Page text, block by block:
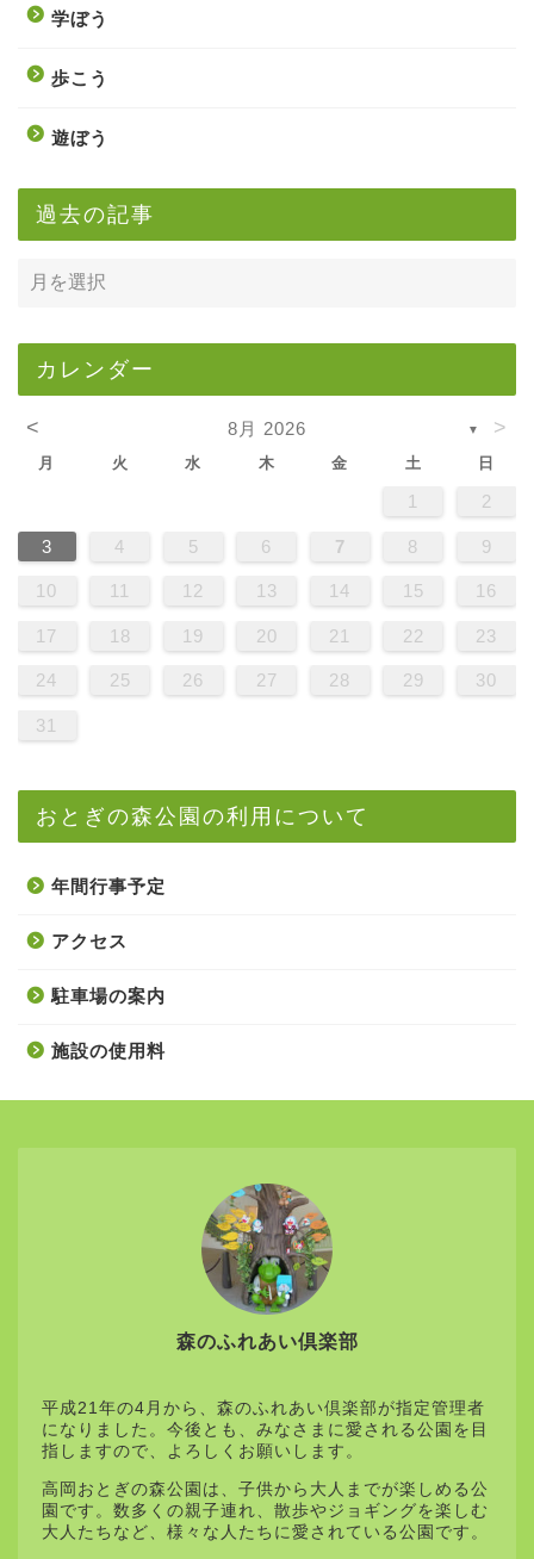
学ぼう
歩こう
遊ぼう
過去の記事
カレンダー
< 8月 2026 ▼ >
月 火 水 木 金 土 日
1 2
3 4 5 6 7 8 9
10 11 12 13 14 15 16
17 18 19 20 21 22 23
24 25 26 27 28 29 30
31
おとぎの森公園の利用について
年間行事予定
アクセス
駐車場の案内
施設の使用料
森のふれあい倶楽部
平成21年の4月から、森のふれあい倶楽部が指定管理者
になりました。今後とも、みなさまに愛される公園を目
指しますので、よろしくお願いします。
高岡おとぎの森公園は、子供から大人までが楽しめる公
園です。数多くの親子連れ、散歩やジョギングを楽しむ
大人たちなど、様々な人たちに愛されている公園です。